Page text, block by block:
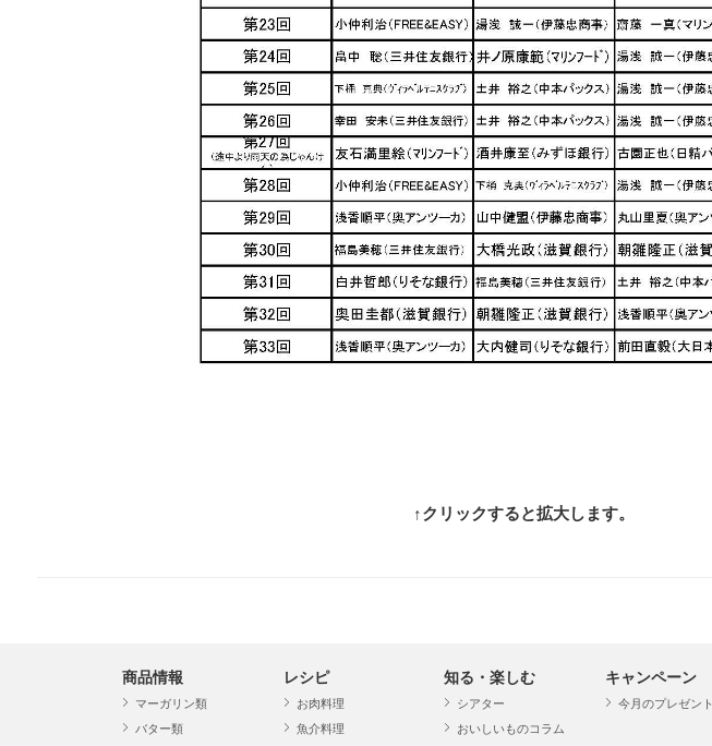
↑クリックすると拡大します。
商品情報
マーガリン類
バター類
レシピ
お肉料理
魚介料理
知る・楽しむ
シアター
おいしいものコラム
キャンペーン
今月のプレゼント